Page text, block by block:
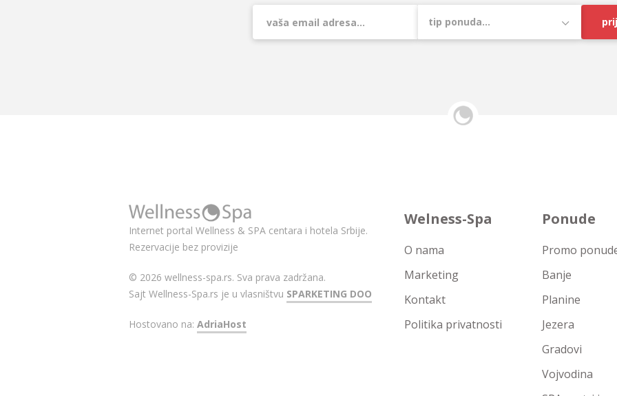
Internet portal Wellness & SPA centara i hotela Srbije.
Rezervacije bez provizije
© 2026 wellness-spa.rs. Sva prava zadržana.
Sajt Wellness-Spa.rs je u vlasništvu SPARKETING DOO
Hostovano na: AdriaHost
Welness-Spa
O nama
Marketing
Kontakt
Politika privatnosti
Ponude
Promo
Banje
Planine
Jezera
Gradovi
Vojvodina